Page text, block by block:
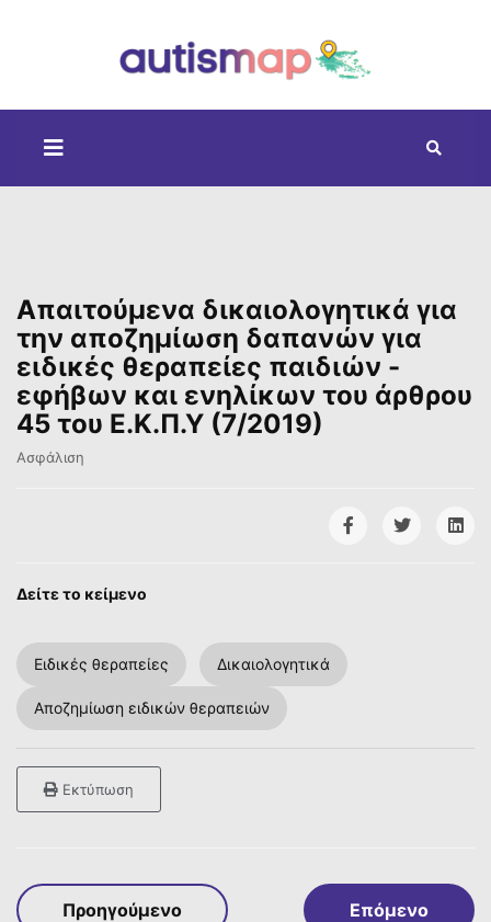
Απαιτούμενα δικαιολογητικά για
την αποζημίωση δαπανών για
ειδικές θεραπείες παιδιών -
εφήβων και ενηλίκων του άρθρου
45 του Ε.Κ.Π.Υ (7/2019)
Ασφάλιση
Δείτε το κείμενο
Ειδικές θεραπείες Δικαιολογητικά
Αποζημίωση ειδικών θεραπειών
Εκτύπωση
Προηγούμενο Επόμενο